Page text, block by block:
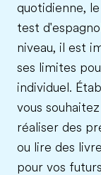
quotidienne,
test
niveau, il est
ses limites
individuel.
vous
réaliser des
ou lire des
pour vos